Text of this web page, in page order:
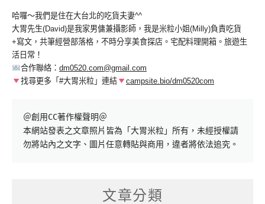
哈囉～我們是住在大台北的吃貨夫妻^^
大胃先生(David)是我家男傭兼攝影師，我是米粒小姐(Milly)負責吃貨
+寫文，共筆經營部落格，不時分享美食探店。宅配料理開箱。旅遊生
活日常！
合作聯絡： dm0520.com@gmail.com
找尋更多「#大胃米粒」連結
campsite.bio/dm0520com
＠創用CC著作權聲明＠
本網站發表之文章照片皆為「大胃米粒」所有，未經授權請
勿將站內之文字、圖片任意轉貼與商用，違者將依法追究。
文章分類